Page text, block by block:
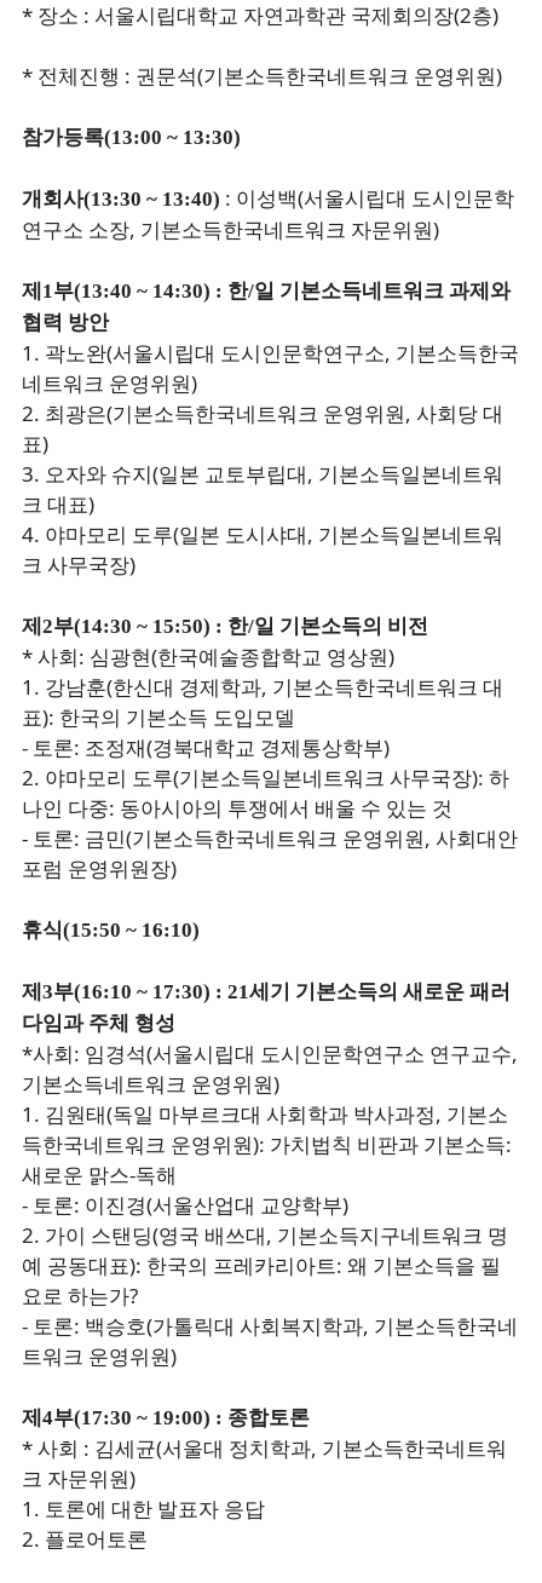
* 장소 : 서울시립대학교 자연과학관 국제회의장(2층)
* 전체진행 : 권문석(기본소득한국네트워크 운영위원)
참가등록(13:00 ~ 13:30)
개회사(13:30 ~ 13:40) : 이성백(서울시립대 도시인문학
연구소 소장, 기본소득한국네트워크 자문위원)
제1부(13:40 ~ 14:30) : 한/일 기본소득네트워크 과제와
협력 방안
1. 곽노완(서울시립대 도시인문학연구소, 기본소득한국
네트워크 운영위원)
2. 최광은(기본소득한국네트워크 운영위원, 사회당 대
표)
3. 오자와 슈지(일본 교토부립대, 기본소득일본네트워
크 대표)
4. 야마모리 도루(일본 도시샤대, 기본소득일본네트워
크 사무국장)
제2부(14:30 ~ 15:50) : 한/일 기본소득의 비전
* 사회: 심광현(한국예술종합학교 영상원)
1. 강남훈(한신대 경제학과, 기본소득한국네트워크 대
표): 한국의 기본소득 도입모델
- 토론: 조정재(경북대학교 경제통상학부)
2. 야마모리 도루(기본소득일본네트워크 사무국장): 하
나인 다중: 동아시아의 투쟁에서 배울 수 있는 것
- 토론: 금민(기본소득한국네트워크 운영위원, 사회대안
포럼 운영위원장)
휴식(15:50 ~ 16:10)
제3부(16:10 ~ 17:30) : 21세기 기본소득의 새로운 패러
다임과 주체 형성
*사회: 임경석(서울시립대 도시인문학연구소 연구교수,
기본소득네트워크 운영위원)
1. 김원태(독일 마부르크대 사회학과 박사과정, 기본소
득한국네트워크 운영위원): 가치법칙 비판과 기본소득:
새로운 맑스-독해
- 토론: 이진경(서울산업대 교양학부)
2. 가이 스탠딩(영국 배쓰대, 기본소득지구네트워크 명
예 공동대표): 한국의 프레카리아트: 왜 기본소득을 필
요로 하는가?
- 토론: 백승호(가톨릭대 사회복지학과, 기본소득한국네
트워크 운영위원)
제4부(17:30 ~ 19:00) : 종합토론
* 사회 : 김세균(서울대 정치학과, 기본소득한국네트워
크 자문위원)
1. 토론에 대한 발표자 응답
2. 플로어토론